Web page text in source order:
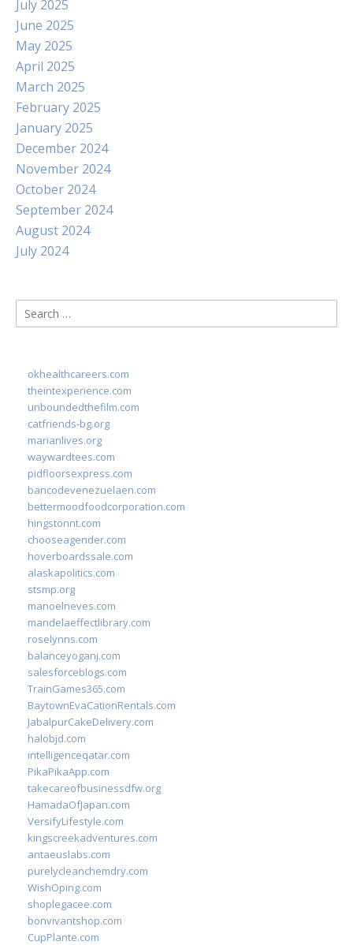
July 2025
June 2025
May 2025
April 2025
March 2025
February 2025
January 2025
December 2024
November 2024
October 2024
September 2024
August 2024
July 2024
Search
for:
okhealthcareers.com
theintexperience.com
unboundedthefilm.com
catfriends-bg.org
marianlives.org
waywardtees.com
pidfloorsexpress.com
bancodevenezuelaen.com
bettermoodfoodcorporation.com
hingstonnt.com
chooseagender.com
hoverboardssale.com
alaskapolitics.com
stsmp.org
manoelneves.com
mandelaeffectlibrary.com
roselynns.com
balanceyoganj.com
salesforceblogs.com
TrainGames365.com
BaytownEvaCationRentals.com
JabalpurCakeDelivery.com
halobjd.com
intelligenceqatar.com
PikaPikaApp.com
takecareofbusinessdfw.org
HamadaOfJapan.com
VersifyLifestyle.com
kingscreekadventures.com
antaeuslabs.com
purelycleanchemdry.com
WishOping.com
shoplegacee.com
bonvivantshop.com
CupPlante.com